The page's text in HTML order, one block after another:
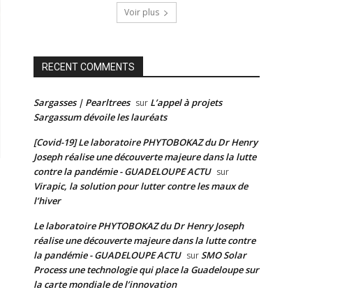
Voir plus
RECENT COMMENTS
Sargasses | Pearltrees sur L’appel à projets
Sargassum dévoile les lauréats
[Covid-19] Le laboratoire PHYTOBOKAZ du Dr Henry
Joseph réalise une découverte majeure dans la lutte
contre la pandémie - GUADELOUPE ACTU sur
Virapic, la solution pour lutter contre les maux de
l’hiver
Le laboratoire PHYTOBOKAZ du Dr Henry Joseph
réalise une découverte majeure dans la lutte contre
la pandémie - GUADELOUPE ACTU surSMO Solar
Process une technologie qui place la Guadeloupe sur
la carte mondiale de l’innovation